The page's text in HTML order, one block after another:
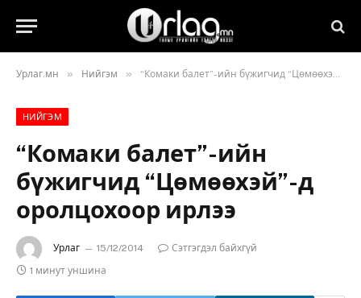
Урлаг.мн » Нийгэм » “Комаки балет”-ийн бүжигчид “Цөмөөхэй”-д оролцохоор ирлээ
НИЙГЭМ
“Комаки балет”-ийн
бүжигчид “Цөмөөхэй”-д
оролцохоор ирлээ
Урлаг 15/12/2014
Сэтгэгдэл байхгүй
1 минут уншина